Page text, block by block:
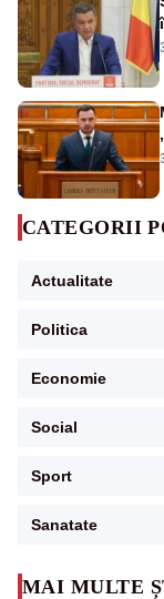
MAI MULTE
CATEGORII
Actualitate
Politica
Economie
Social
Sport
Sanatate